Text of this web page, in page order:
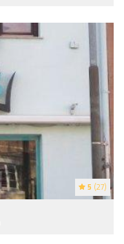
5 (27)